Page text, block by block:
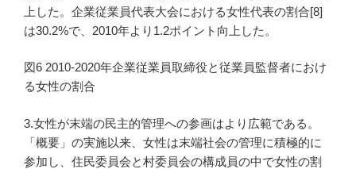
上した。企業従業員代表大会における女性代表の割合[8]
は30.2%で、2010年より1.2ポイント向上した。
図6 2010-2020年企業従業員取締役と従業員監督者におけ
る女性の割合
3.女性が末端の民主的管理への参画はより広範である。
「概要」の実施以来、女性は末端社会の管理に積極的に
参加し、住民委員会と村委員会の構成員の中で女性の割